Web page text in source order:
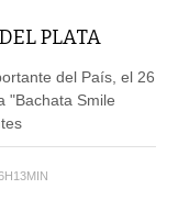
PLATA
del País, el 26
"Bachata Smile